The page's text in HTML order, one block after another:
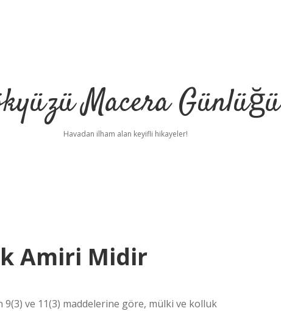
Macera Günlüğü
Havadan ilham alan keyifli hikayeler!
Amiri Midir
9(3) ve 11(3) maddelerine göre, mülki ve kolluk